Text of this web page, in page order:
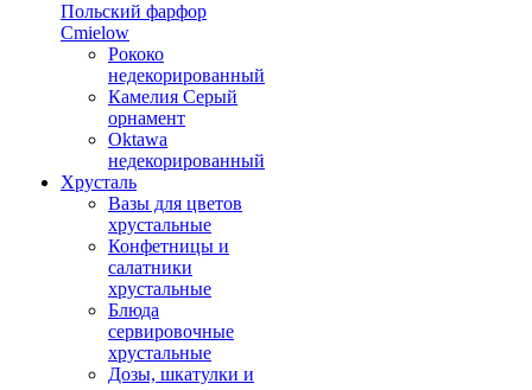
Польский фарфор
Сmielow
Рококо
недекорированный
Камелия Серый
орнамент
Oktawa
недекорированный
Хрусталь
Вазы для цветов
хрустальные
Конфетницы и
салатники
хрустальные
Блюда
сервировочные
хрустальные
Дозы, шкатулки и